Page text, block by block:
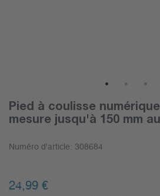
Pied à coulisse
mesure jusqu'à 150 mm
Numéro d'article: 308684
24,99 €